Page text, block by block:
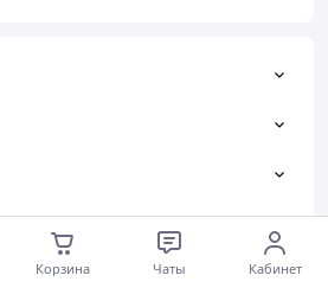
Корзина Чаты Кабинет